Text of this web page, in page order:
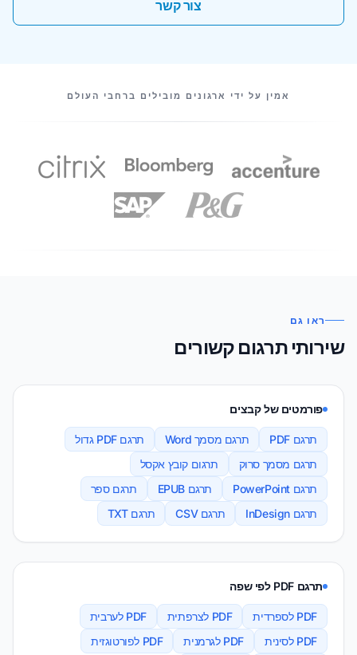
צור קשר
השותפים שלנואמין על ידי ארגונים מובילים ברחבי העולם
ראו גם
שירותי תרגום קשורים
פורמטים של קבצים
תרגם PDF תרגם מסמך Word
תרגם PDF גדול
תרגם מסמך סרוק
תרגום קובץ אקסל
תרגם PowerPoint
תרגם EPUB
תרגם ספר
תרגם InDesign
תרגם CSV תרגם TXT
תרגם PDF לפי שפה
PDF לספרדית PDF לצרפתית
PDF לערבית
PDF לסינית
PDF לגרמנית
PDF לפורטוגזית